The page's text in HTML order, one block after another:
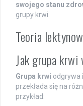
swojego stanu
grupy krwi.
Teoria
Jak grupa krwi
Grupa krwi odgrywa
przekłada się na
przykład: